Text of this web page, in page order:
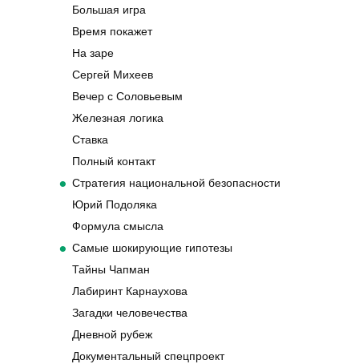
Большая игра
Время покажет
На заре
Сергей Михеев
Вечер с Соловьевым
Железная логика
Ставка
Полный контакт
Стратегия национальной безопасности
Юрий Подоляка
Формула смысла
Самые шокирующие гипотезы
Тайны Чапман
Лабиринт Карнаухова
Загадки человечества
Дневной рубеж
Документальный спецпроект